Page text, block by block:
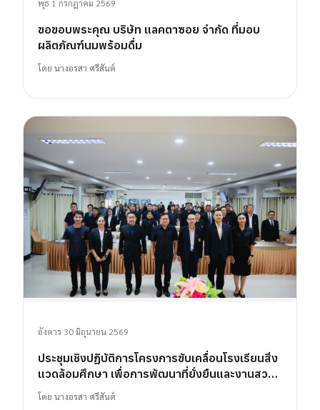
พุธ 1 กรกฎาคม 2569
ขอขอบพระคุณ บริษัท แลคตาซอย จำกัด ที่มอบ
ผลิตภัณฑ์นมพร้อมดื่ม
โดย นางอรสา ศรีสันต์
อังคาร 30 มิถุนายน 2569
ประชุมเชิงปฏิบัติการโครงการขับเคลื่อนโรงเรียนสิ่ง
แวดล้อมศึกษา เพื่อการพัฒนาที่ยั่งยืนและงานสวน
พฤกษศาสตร์โรงเรียน
โดย นางอรสา ศรีสันต์